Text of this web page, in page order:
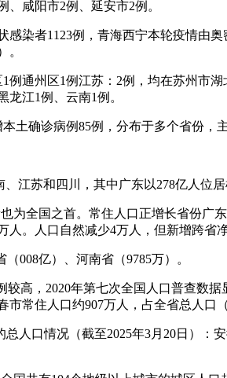
咸阳市2例、延安市2例。
染者1123例，青海西宁本轮疫情由
。
通州区1例江苏：2例，均在苏州市
江1例、云南1例。
土确诊病例85例，分布于多个省份，
江苏和四川，其中广东以278亿人位居
为全国之首。常住人口正增长省份广
。人口自然减少4万人，但新增跨省
008亿）、河南省（9785万）。
高，2020年第七次全国人口普查数
常住人口约907万人，占全省总人口（
人口情况（截至2025年3月20日）